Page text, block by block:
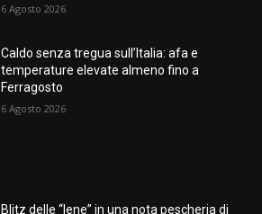
6 Agosto 2026
Caldo senza tregua sull’Italia: afa e
temperature elevate almeno fino a
Ferragosto
6 Agosto 2026
Blitz delle “Iene” in una nota pescheria di